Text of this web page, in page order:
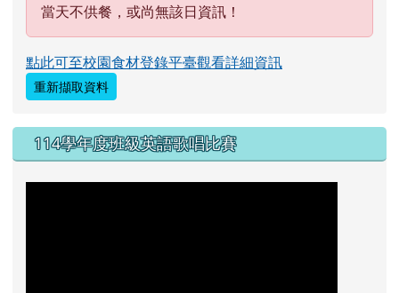
當天不供餐，或尚無該日資訊！
點此可至校園食材登錄平臺觀看詳細資訊
重新擷取資料
114學年度班級英語歌唱比賽